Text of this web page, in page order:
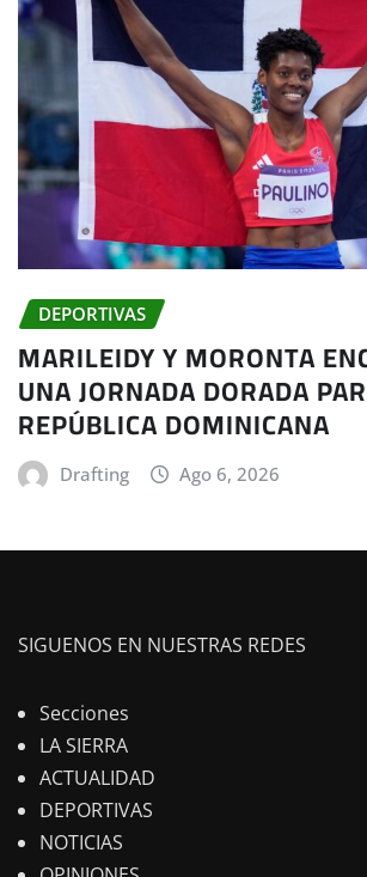
DEPORTIVAS
MARILEIDY Y MORONTA
UNA JORNADA DORADA
REPÚBLICA DOMINICANA
Drafting Ago 6, 2026
SIGUENOS EN NUESTRAS REDES
Secciones
LA SIERRA
ACTUALIDAD
DEPORTIVAS
NOTICIAS